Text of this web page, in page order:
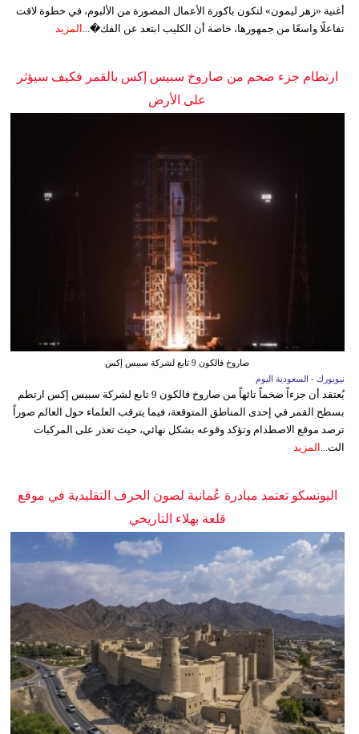
أغنية «زهر ليمون» لتكون باكورة الأعمال المصورة من الألبوم، في خطوة لاقت
تفاعلًا واسعًا من جمهورها، خاصة أن الكليب ابتعد عن الفك�... المزيد
ارتطام جزء ضخم من صاروخ سبيس إكس بالقمر فكيف سيؤثر
على الأرض
صاروخ فالكون 9 تابع لشركة سبيس إكس
نيويورك - السعودية اليوم
يُعتقد أن جزءاً ضخماً تائهاً من صاروخ فالكون 9 تابع لشركة سبيس إكس ارتطم
بسطح القمر في إحدى المناطق المتوقعة، فيما يترقب العلماء حول العالم صوراً
ترصد موقع الاصطدام وتؤكد وقوعه بشكل نهائي، حيث تعذر على المركبات
الت... المزيد
اليونسكو تعتمد مبادرة عُمانية لصون الحرف التقليدية في موقع
قلعة بهلاء التاريخي